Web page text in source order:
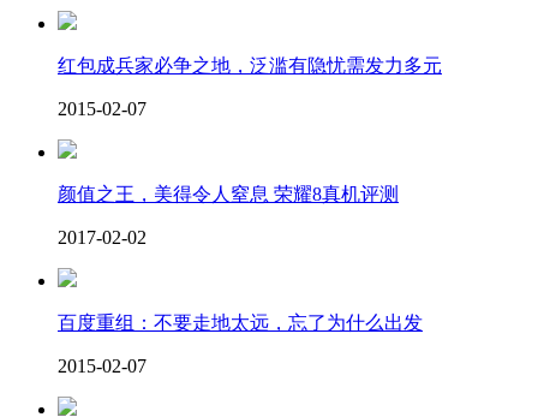
红包成兵家必争之地，泛滥有隐忧需发力多元
2015-02-07
颜值之王，美得令人窒息 荣耀8真机评测
2017-02-02
百度重组：不要走地太远，忘了为什么出发
2015-02-07